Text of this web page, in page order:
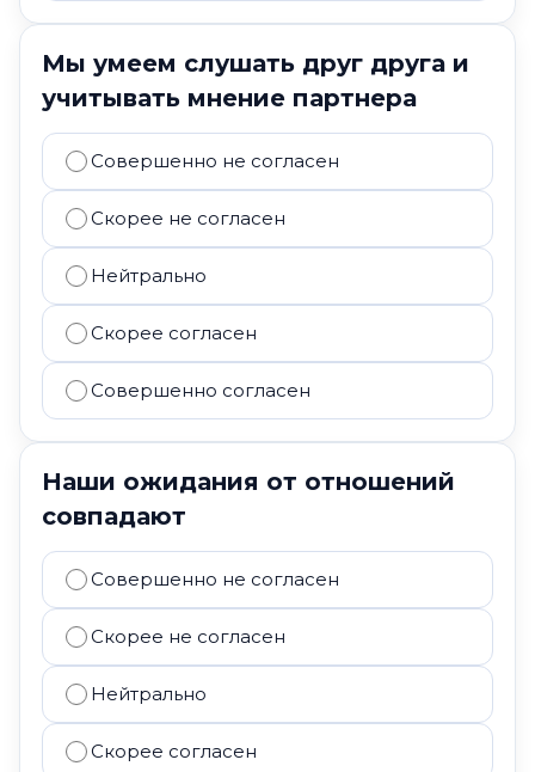
Мы умеем слушать друг друга и
учитывать мнение партнера
Совершенно не согласен
Скорее не согласен
Нейтрально
Скорее согласен
Совершенно согласен
Наши ожидания от отношений
совпадают
Совершенно не согласен
Скорее не согласен
Нейтрально
Скорее согласен